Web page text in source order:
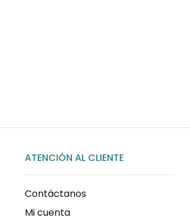
ATENCIÓN AL CLIENTE
Contáctanos
Mi cuenta